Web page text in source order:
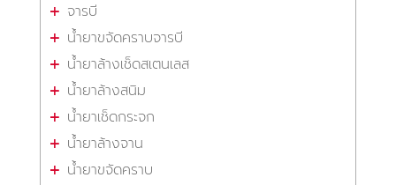
จารบี
น้ำยาขจัดคราบจารบี
น้ำยาล้างเช็ดสเตนเลส
น้ำยาล้างสนิม
น้ำยาเช็ดกระจก
น้ำยาล้างจาน
น้ำยาขจัดคราบ